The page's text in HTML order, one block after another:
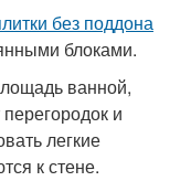
без поддона
блоками.
ванной,
и
легкие
к стене.